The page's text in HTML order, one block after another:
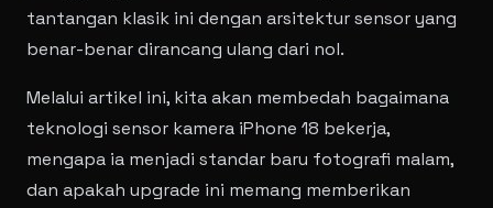
tantangan klasik ini dengan arsitektur sensor yang
benar-benar dirancang ulang dari nol.
Melalui artikel ini, kita akan membedah bagaimana
teknologi sensor kamera iPhone 18 bekerja,
mengapa ia menjadi standar baru fotografi malam,
dan apakah upgrade ini memang memberikan